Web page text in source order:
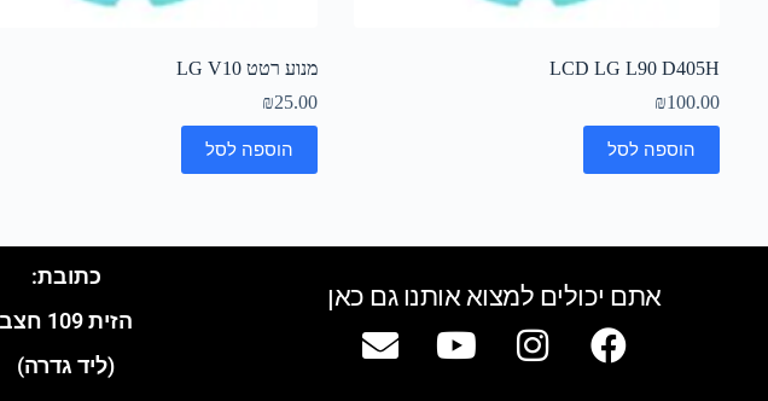
LCD LG L90 D405H
₪100.00
הוספה לסל
מנוע רטט LG V10
₪25.00
הוספה לסל
אתם יכולים למצוא אותנו גם כאן
כתובת:
הזית 109 חצב
(ליד גדרה)